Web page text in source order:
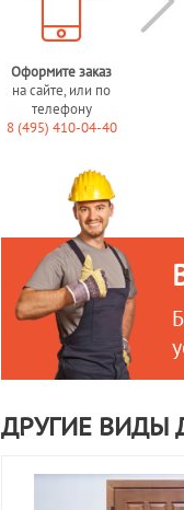
Оформите заказ
на сайте, или по
телефону
8 (495) 410-04-40
ДРУГИЕ ВИДЫ